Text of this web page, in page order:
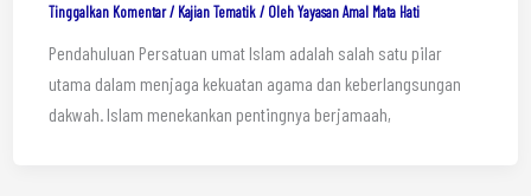
Tinggalkan Komentar / Kajian Tematik/ OlehYayasan Amal Mata Hati
Pendahuluan Persatuan umat Islam adalah salah satu pilar
utama dalam menjaga kekuatan agama dan keberlangsungan
dakwah. Islam menekankan pentingnya berjamaah,